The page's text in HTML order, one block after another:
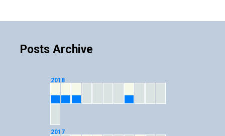
Posts Archive
2018
2017